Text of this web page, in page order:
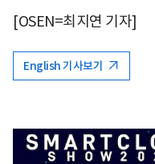
[OSEN=최지연 기자]
English 기사보기